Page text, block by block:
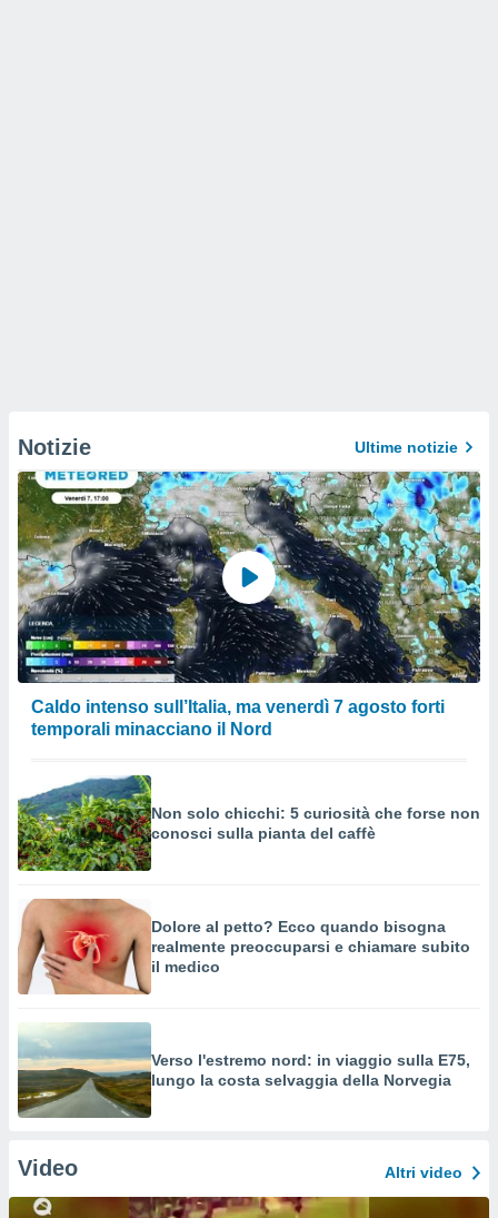
Notizie Ultime notizie
Caldo intenso sull’Italia, ma venerdì 7 agosto forti
temporali minacciano il Nord
Non solo chicchi: 5 curiosità che forse non
conosci sulla pianta del caffè
Dolore al petto? Ecco quando bisogna
realmente preoccuparsi e chiamare subito
il medico
Verso l'estremo nord: in viaggio sulla E75,
lungo la costa selvaggia della Norvegia
Video Altri video